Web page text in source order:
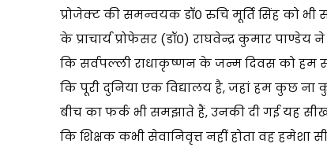
प्रोजेक्ट की समन्वयक डॉ० रुचि मूर्ति सिंह को भी
के प्राचार्य प्रोफेसर (डॉ०) राघवेन्द्र कुमार
कि सर्वपल्ली राधाकृष्णन के जन्म दिवस को हम
कि पूरी दुनिया एक विद्यालय है, जहां हम कुछ
बीच का फर्क भी समझाते हैं, उनकी दी गई यह
कि शिक्षक कभी सेवानिवृत्त नहीं होता वह हमेशा